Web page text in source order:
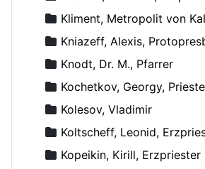
Kliment, Metropolit von
Kniazeff, Alexis,
Knodt, Dr. M., Pfarrer
Kochetkov, Georgy,
Kolesov, Vladimir
Koltscheff, Leonid,
Kopeikin, Kirill, Erzpriester